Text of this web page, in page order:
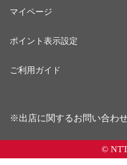
マイページ
ポイント表示設定
ご利用ガイド
※出店に関するお問い合わ
©